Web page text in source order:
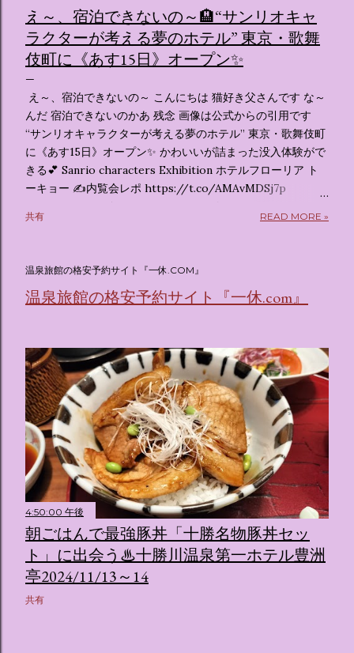
え～、宿泊できないの～🏨“サンリオキャ
ラクターが考える夢のホテル” 東京・歌舞
伎町に《あす15日》オープン✨️
え～、宿泊できないの～ こんにちは 猫好き父さんです な～
んだ 宿泊できないのかあ 残念 画像は公式からの引用です
“サンリオキャラクターが考える夢のホテル” 東京・歌舞伎町
に《あす15日》オープン✨️ かわいいが詰まった没入体験がで
きる💕 Sanrio characters Exhibition ホテルフローリア ト
ーキョー ✍️内覧会レポ https://t.co/AMAvMDSj7p
pic.twitter.com/sKx7uXeXHW — オリコンニュース
(@oricon) July 14, 2026 ホテルフローリア トーキョー
はなく、2026年7月15日から東京・新宿でスタートする サン
リオキャラクターズの体験型・没入型展示イベント の名称で
陸となります。 まるで本当にラグジュアリーホテルにチェッ
クインしてルームツアーを楽しむような、特別な空間が演出
されています。その魅力をいくつかのかたまりに分けてご紹
介します。 🔑 1. コンセプトは「サンリオキャラが考える夢
のホテル」 デジタルメディア技術で世界的に知られるクリエ
イティブプロダクション「d'strict」が手掛けており、五感を
刺激する美しいデジタルアートとストーリー性の高い全11の
テーマブースで構成されています。 チェックインからスター
ト ：ピンクを基調とした華やかなエントランスロビーでルー
ムキーを受け取り、まるでホテルに滞在するかのような没入
感を味わいながら進んでいきます。ロビーではお花をまとっ
たポムポムプリンが出迎えてくれます。 幻想的な共有スペー
ス ：きらめく光に満ちたガーデンや、美しいボールルーム
（舞踏会）、さらには本物の砂を使ったピンク色の美しいビ
ーチ（ポチャッコの隣に座れるエリア）など、写真映え間違
共有 READ MORE »
温泉旅館の格安予約サイト『一休.COM』
温泉旅館の格安予約サイト『一休.com』
4:50:00 午後
朝ごはんで最強豚丼「十勝名物豚丼セッ
ト」に出会う♨十勝川温泉第一ホテル豊洲
亭2024/11/13～14
共有